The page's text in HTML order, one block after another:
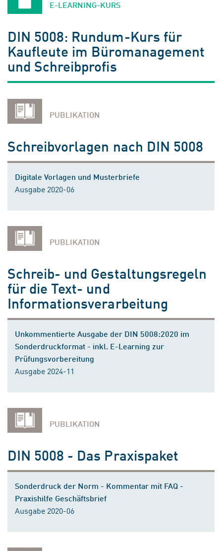
E-LEARNING-KURS
DIN 5008: Rundum-Kurs für
Kaufleute im Büromanagement
und Schreibprofis
PUBLIKATION
Schreibvorlagen nach DIN 5008
Digitale Vorlagen und Musterbriefe
Ausgabe 2020-06
PUBLIKATION
Schreib- und Gestaltungsregeln
für die Text- und
Informationsverarbeitung
Unkommentierte Ausgabe der DIN 5008:2020 im
Sonderdruckformat - inkl. E-Learning zur
Prüfungsvorbereitung
Ausgabe 2024-11
PUBLIKATION
DIN 5008 - Das Praxispaket
Sonderdruck der Norm - Kommentar mit FAQ -
Praxishilfe Geschäftsbrief
Ausgabe 2020-06